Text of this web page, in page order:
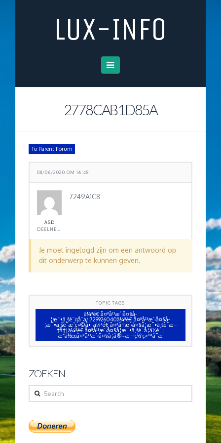
LUX-INFO
Navigation
2778CAB1D85A
To Parent Forum
08/06/2020 OM 16:48
ASD
7249A1C8
Je moet ingelogd zijn om een antwoord op
dit onderwerp te kunnen geven.
TOPIC TAGS
ä¼ªé€ å¤ªå¹³æ´‹å¤§å­
¦æ¯•ä¸šè¯qå¨ä¿¡729926040ä¼ªé€ å¤ªå¹³æ´‹å¤§å­
¦æ¯•ä¸šè¯æˆç»©å•|ä¼ªé€ å¤ªå¹³æ´‹å¤§å­¦æ¯•ä¸šè¯æ–
‡å‡­|ä¼ªé€ å¤ªå¹³æ´‹å¤§å­¦æ¯•ä¸šè¯å­¦ä½è¯|
æ“ä½œå¤ªå¹³æ´‹å¤§å­¦å®˜æ–¹ç½‘ç«™å¯æ
ZOEKEN
Search